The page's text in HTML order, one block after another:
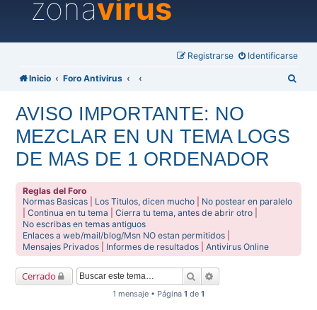
zonavirus
Identificarse
Registrarse
Inicio Foro Antivirus
AVISO IMPORTANTE: NO
MEZCLAR EN UN TEMA LOGS
DE MAS DE 1 ORDENADOR
Reglas del Foro
Normas Basicas
Los Titulos, dicen mucho
No postear en paralelo
|Continua en tu tema |Cierra tu tema, antes de abrir otro
No escribas en temas antiguos
Enlaces a web/mail/blog/Msn NO estan permitidos
Mensajes Privados
Informes de resultados |Antivirus Online
Cerrado Buscar
1 mensaje • Página 1 de 1